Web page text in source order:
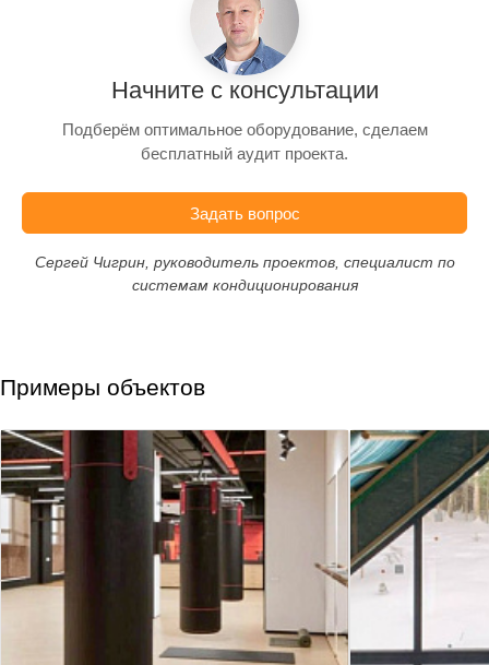
Начните с консультации
Подберём оптимальное оборудование, сделаем
бесплатный аудит проекта.
Задать вопрос
Сергей Чигрин, руководитель проектов, специалист по
системам кондиционирования
Примеры объектов